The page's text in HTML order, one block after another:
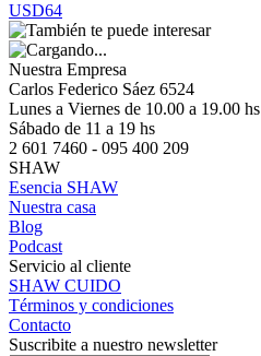
USD64
Nuestra Empresa
Carlos Federico Sáez 6524
Lunes a Viernes de 10.00 a 19.00 hs
Sábado de 11 a 19 hs
2 601 7460 - 095 400 209
SHAW
Esencia SHAW
Nuestra casa
Blog
Podcast
Servicio al cliente
SHAW CUIDO
Términos y condiciones
Contacto
Suscribite a nuestro newsletter